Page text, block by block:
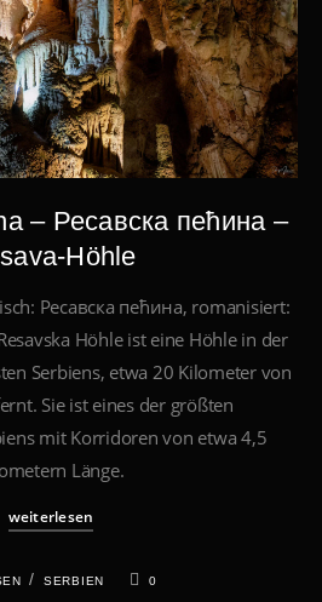
– Ресавска пећина –
Höhle
Ресавска пећина, romanisiert:
Höhle ist eine Höhle in der
Serbiens, etwa 20 Kilometer von
Sie ist eines der größten
mit Korridoren von etwa 4,5
Länge.
weiterlesen
/ SERBIEN 0